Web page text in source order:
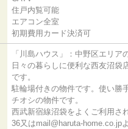
住戸内覧可能
エアコン全室
初期費用カード決済可
「川島ハウス」：中野区エリア
日々の暮らしに便利な西友沼袋
です。
駐輪場付きの物件です。使い勝
チオシの物件です。
西武新宿線沼袋をよくご利用さ
36又はmail@haruta-home.co.jp